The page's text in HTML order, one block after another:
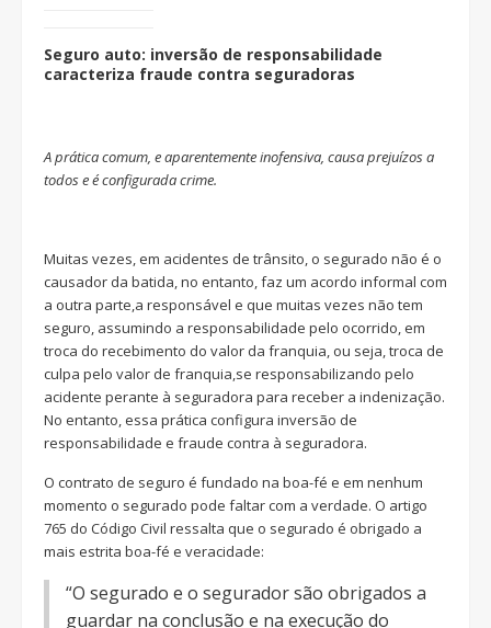
Seguro auto: inversão de responsabilidade
caracteriza fraude contra seguradoras
A prática comum, e aparentemente inofensiva, causa prejuízos a
todos e é configurada crime.
Muitas vezes, em acidentes de trânsito, o segurado não é o
causador da batida, no entanto, faz um acordo informal com
a outra parte,a responsável e que muitas vezes não tem
seguro, assumindo a responsabilidade pelo ocorrido, em
troca do recebimento do valor da franquia, ou seja, troca de
culpa pelo valor de franquia,se responsabilizando pelo
acidente perante à seguradora para receber a indenização.
No entanto, essa prática configura inversão de
responsabilidade e fraude contra à seguradora.
O contrato de seguro é fundado na boa-fé e em nenhum
momento o segurado pode faltar com a verdade. O artigo
765 do Código Civil ressalta que o segurado é obrigado a
mais estrita boa-fé e veracidade:
“O segurado e o segurador são obrigados a
guardar na conclusão e na execução do